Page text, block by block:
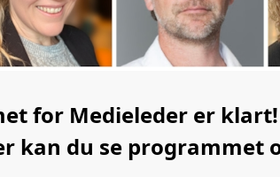
for Medieleder er
kan du se programmet